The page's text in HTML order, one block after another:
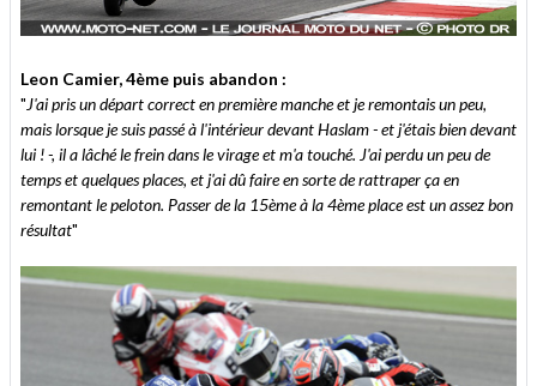
Leon Camier, 4ème puis abandon :
"J'ai pris un départ correct en première manche et je remontais un peu,
mais lorsque je suis passé à l'intérieur devant Haslam - et j'étais bien devant
lui ! -, il a lâché le frein dans le virage et m'a touché. J'ai perdu un peu de
temps et quelques places, et j'ai dû faire en sorte de rattraper ça en
remontant le peloton. Passer de la 15ème à la 4ème place est un assez bon
résultat"